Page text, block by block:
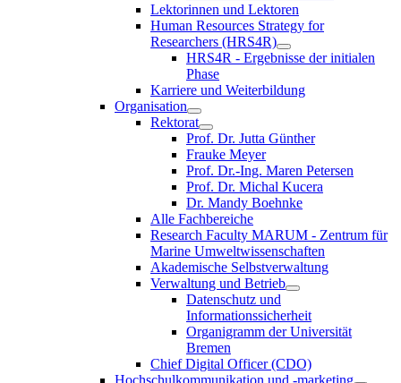
Lektorinnen und Lektoren
Human Resources Strategy for
Researchers (HRS4R)
HRS4R - Ergebnisse der initialen
Phase
Karriere und Weiterbildung
Organisation
Rektorat
Prof. Dr. Jutta Günther
Frauke Meyer
Prof. Dr.-Ing. Maren Petersen
Prof. Dr. Michal Kucera
Dr. Mandy Boehnke
Alle Fachbereiche
Research Faculty MARUM - Zentrum für
Marine Umweltwissenschaften
Akademische Selbstverwaltung
Verwaltung und Betrieb
Datenschutz und
Informationssicherheit
Organigramm der Universität
Bremen
Chief Digital Officer (CDO)
Hochschulkommunikation und -marketing